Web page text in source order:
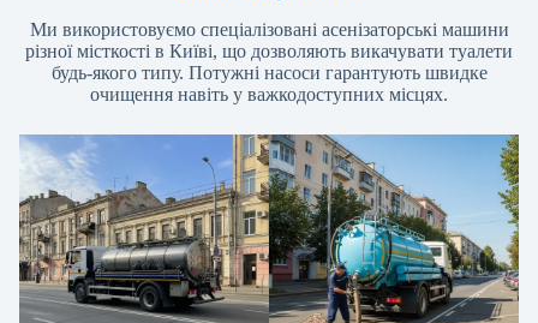
Ми використовуємо спеціалізовані асенізаторські машини
різної місткості в Київі, що дозволяють викачувати туалети
будь-якого типу. Потужні насоси гарантують швидке
очищення навіть у важкодоступних місцях.